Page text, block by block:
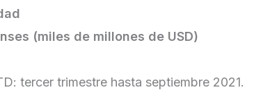
(miles de millones de USD)
tercer trimestre hasta septiembre 2021.